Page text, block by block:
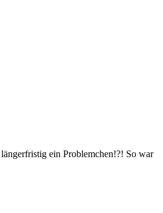
ein Problemchen!?! So war